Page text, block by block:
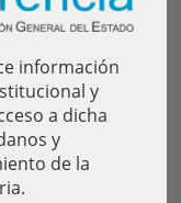
información
y
a dicha
y
de la